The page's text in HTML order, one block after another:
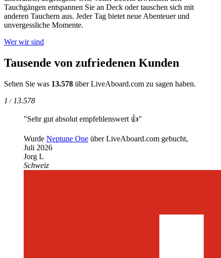
Tauchgängen entspannen Sie an Deck oder tauschen sich mit
anderen Tauchern aus. Jeder Tag bietet neue Abenteuer und
unvergessliche Momente.
Wer wir sind
Tausende von zufriedenen Kunden
Sehen Sie was 13.578 über LiveAboard.com zu sagen haben.
1 /13.578
"Sehr gut absolut empfehlenswert 👍"
Wurde Neptune One über LiveAboard.com gebucht,
Juli 2026
Jorg L
Schweiz